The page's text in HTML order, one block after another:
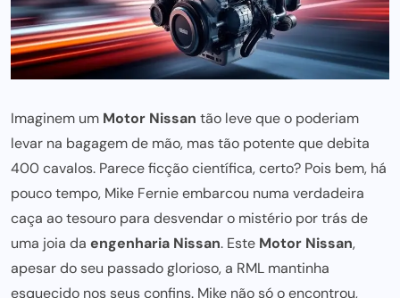
Imaginem um Motor Nissan tão leve que o poderiam
levar na bagagem de mão, mas tão potente que debita
400 cavalos. Parece ficção científica, certo? Pois bem, há
pouco tempo, Mike Fernie embarcou numa verdadeira
caça ao tesouro para desvendar o mistério por trás de
uma joia da engenharia Nissan. Este Motor Nissan,
apesar do seu passado glorioso, a RML mantinha
esquecido nos seus confins. Mike não só o encontrou,